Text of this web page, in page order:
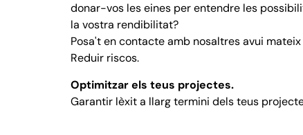
donar-vos les eines per entendre les
la vostra rendibilitat?
Posa't en contacte amb nosaltres avui
Reduir riscos.
Optimitzar els teus projectes.
Garantir lèxit a llarg termini dels teus